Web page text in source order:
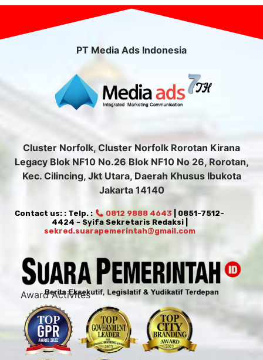
PT Media Ads Indonesia
Cluster Norfolk, Cluster Norfolk Rorotan Kirana
Legacy Blok NF10 No.26 Blok NF10 No 26, Rorotan,
Kec. Cilincing, Jkt Utara, Daerah Khusus Ibukota
Jakarta 14140
Contact us: : Telp. : 0812 9888 4643 | 0851-7512-
4424 - Syifa Sekretaris Redaksi |
sekred.suarapemerintah@gmail.com
Award Activites